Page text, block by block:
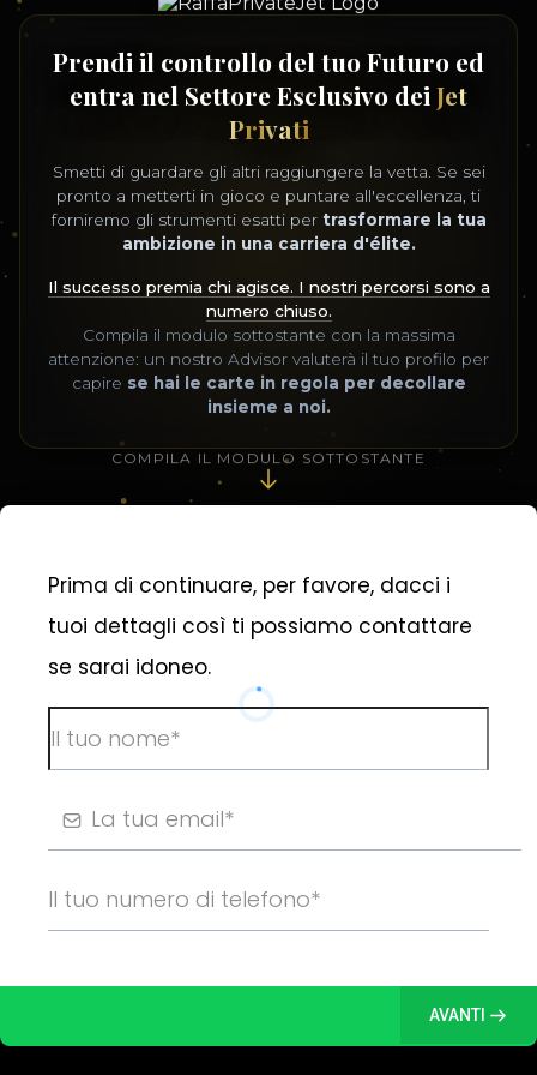
Prendi il controllo del tuo Futuro ed
entra nel Settore Esclusivo dei Jet
Privati
Smetti di guardare gli altri raggiungere la vetta. Se sei
pronto a metterti in gioco e puntare all'eccellenza, ti
forniremo gli strumenti esatti per trasformare la tua
ambizione in una carriera d'élite.
Il successo premia chi agisce. I nostri percorsi sono a
numero chiuso.
Compila il modulo sottostante con la massima
attenzione: un nostro Advisor valuterà il tuo profilo per
capire se hai le carte in regola per decollare
insieme a noi.
COMPILA IL MODULO SOTTOSTANTE
Prima di continuare, per favore, dacci i
tuoi dettagli così ti possiamo contattare
se sarai idoneo.
AVANTI